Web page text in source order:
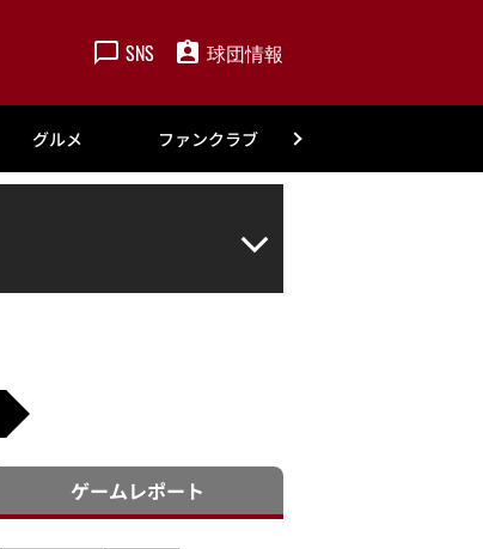
SNS 球団情報
グルメ ファンクラブ
ゲームレポート